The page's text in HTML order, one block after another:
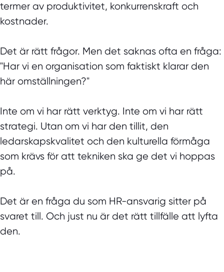
termer av produktivitet, konkurrenskraft och
kostnader.
Det är rätt frågor. Men det saknas ofta en fråga:
"Har vi en organisation som faktiskt klarar den
här omställningen?"
Inte om vi har rätt verktyg. Inte om vi har rätt
strategi. Utan om vi har den tillit, den
ledarskapskvalitet och den kulturella förmåga
som krävs för att tekniken ska ge det vi hoppas
på.
Det är en fråga du som HR-ansvarig sitter på
svaret till. Och just nu är det rätt tillfälle att lyfta
den.